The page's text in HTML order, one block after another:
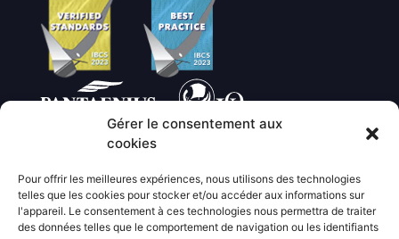
Gérer le consentement aux
cookies
Pour offrir les meilleures expériences, nous utilisons des technologies
telles que les cookies pour stocker et/ou accéder aux informations sur
l'appareil. Le consentement à ces technologies nous permettra de traiter
des données telles que le comportement de navigation ou les identifiants